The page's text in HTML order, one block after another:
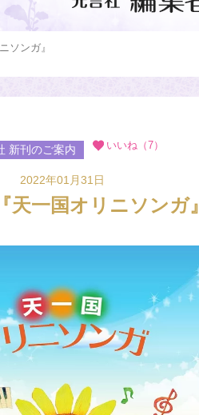
ソンガ』
新刊のご案内
いいね（7）
2022年01月31日
天一国オリニソンガ』